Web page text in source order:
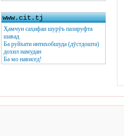
www.cit.tj
Ҳамчун саҳифаи шурӯъ пазируфта
шавад
Ба руйхати интихобшуда (дӯстдошта)
дохил намудан
Ба мо нависед!